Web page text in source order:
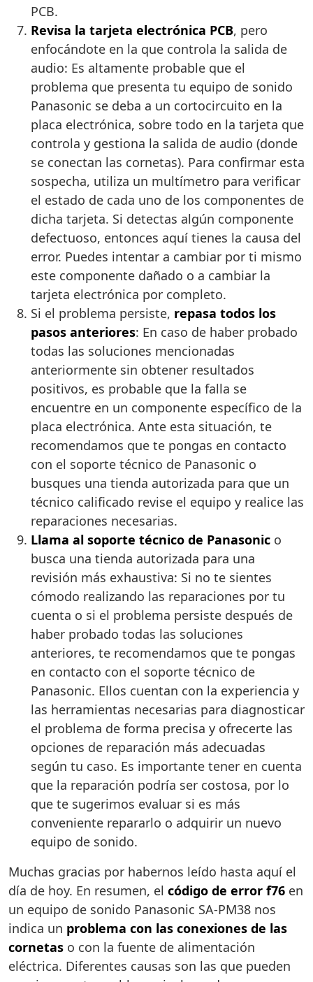
PCB.
Revisa la tarjeta electrónica PCB, pero
enfocándote en la que controla la salida de
audio: Es altamente probable que el
problema que presenta tu equipo de sonido
Panasonic se deba a un cortocircuito en la
placa electrónica, sobre todo en la tarjeta que
controla y gestiona la salida de audio (donde
se conectan las cornetas). Para confirmar esta
sospecha, utiliza un multímetro para verificar
el estado de cada uno de los componentes de
dicha tarjeta. Si detectas algún componente
defectuoso, entonces aquí tienes la causa del
error. Puedes intentar a cambiar por ti mismo
este componente dañado o a cambiar la
tarjeta electrónica por completo.
Si el problema persiste, repasa todos los
pasos anteriores: En caso de haber probado
todas las soluciones mencionadas
anteriormente sin obtener resultados
positivos, es probable que la falla se
encuentre en un componente específico de la
placa electrónica. Ante esta situación, te
recomendamos que te pongas en contacto
con el soporte técnico de Panasonic o
busques una tienda autorizada para que un
técnico calificado revise el equipo y realice las
reparaciones necesarias.
Llama al soporte técnico de Panasonic o
busca una tienda autorizada para una
revisión más exhaustiva: Si no te sientes
cómodo realizando las reparaciones por tu
cuenta o si el problema persiste después de
haber probado todas las soluciones
anteriores, te recomendamos que te pongas
en contacto con el soporte técnico de
Panasonic. Ellos cuentan con la experiencia y
las herramientas necesarias para diagnosticar
el problema de forma precisa y ofrecerte las
opciones de reparación más adecuadas
según tu caso. Es importante tener en cuenta
que la reparación podría ser costosa, por lo
que te sugerimos evaluar si es más
conveniente repararlo o adquirir un nuevo
equipo de sonido.
Muchas gracias por habernos leído hasta aquí el
día de hoy. En resumen, el código de error f76 en
un equipo de sonido Panasonic SA-PM38 nos
indica un problema con las conexiones de las
cornetas o con la fuente de alimentación
eléctrica. Diferentes causas son las que pueden